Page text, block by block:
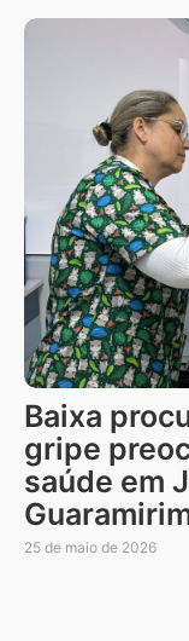
Baixa
gripe
saúde em
25 de maio de 2026